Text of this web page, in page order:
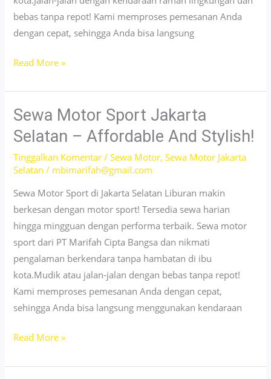
bebas tanpa repot! Kami memproses pemesanan Anda
dengan cepat, sehingga Anda bisa langsung
Sewa
Listrik
Jakarta
Timur
–
Price
Start
From
49K!
Read More »
Sewa Motor Sport Jakarta
Selatan – Affordable And Stylish!
Tinggalkan Komentar /Sewa Motor,Sewa Motor Jakarta
Selatan / mbimarifah@gmail.com
Sewa Motor Sport di Jakarta Selatan Liburan makin
berkesan dengan motor sport! Tersedia sewa harian
hingga mingguan dengan performa terbaik. Sewa motor
sport dari PT Marifah Cipta Bangsa dan nikmati
pengalaman berkendara tanpa hambatan di ibu
kota.Mudik atau jalan-jalan dengan bebas tanpa repot!
Kami memproses pemesanan Anda dengan cepat,
sehingga Anda bisa langsung menggunakan kendaraan
Sewa
Sport
Read More »